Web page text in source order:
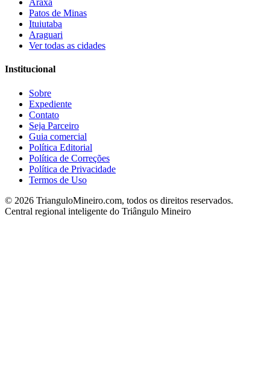
Araxá
Patos de Minas
Ituiutaba
Araguari
Ver todas as cidades
Institucional
Sobre
Expediente
Contato
Seja Parceiro
Guia comercial
Política Editorial
Política de Correções
Política de Privacidade
Termos de Uso
© 2026 TrianguloMineiro.com, todos os direitos reservados.
Central regional inteligente do Triângulo Mineiro